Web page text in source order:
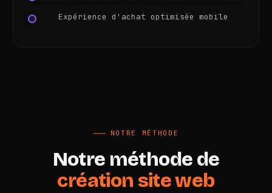
Expérience d'achat optimisée mobile
NOTRE MÉTHODE
Notre méthode de
création site web